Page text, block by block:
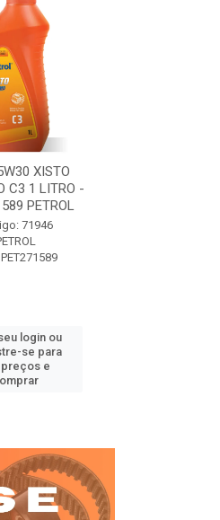
XISTO
C3 1 LITRO -
PETROL
71946
login ou
se para
e